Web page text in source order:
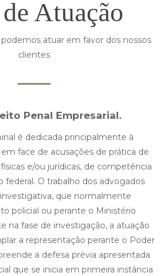
Atuação
atuar em favor dos nossos
clientes
Penal Empresarial.
é dedicada principalmente à
face de acusações de prática de
e/ou jurídicas, de competência
federal. O trabalho dos advogados
que normalmente
policial ou perante o Ministério
na fase de investigação, a atuação
a representação perante o Poder
a defesa prévia apresentada
que se inicia em primeira instância